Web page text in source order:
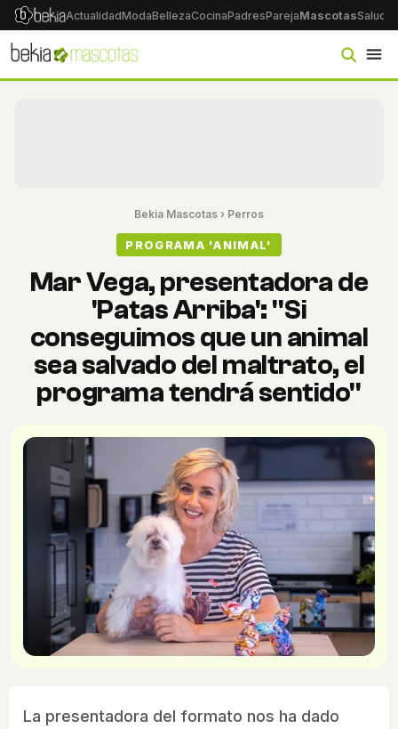
ActualidadModaBellezaCocinaPadresParejaMascotasSalud
Bekia Mascotas › Perros
PROGRAMA 'ANIMAL'
Mar Vega, presentadora de
'Patas Arriba': "Si
conseguimos que un animal
sea salvado del maltrato, el
programa tendrá sentido"
La presentadora del formato nos ha dado